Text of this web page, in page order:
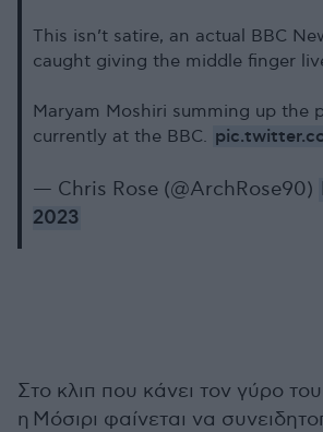
This isn’t satire, an actual BBC
caught giving the middle finger
Maryam Moshiri summing up the
currently at the BBC.
— Chris Rose (@ArchRose90)
2023
Στο κλιπ που κάνει τον γύρο
η Μόσιρι φαίνεται να